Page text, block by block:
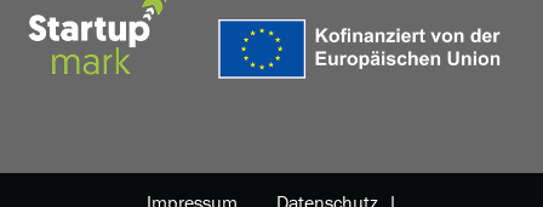
Impressum Datenschutz |